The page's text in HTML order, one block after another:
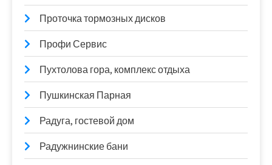
Проточка тормозных дисков
Профи Сервис
Пухтолова гора, комплекс отдыха
Пушкинская Парная
Радуга, гостевой дом
Радужнинские бани